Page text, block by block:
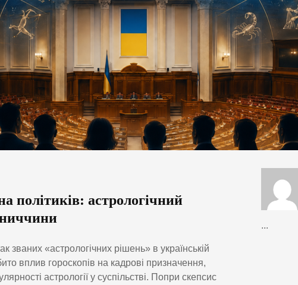
політиків: астрологічний
званих «астрологічних рішень» в українській
вплив гороскопів на кадрові призначення,
астрології у суспільстві. Попри скепсис
...